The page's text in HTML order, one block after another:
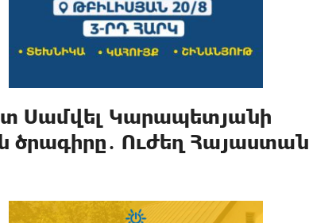
Սամվել Կարապետյանի
ծրագիրը․ Ուժեղ Հայաստան